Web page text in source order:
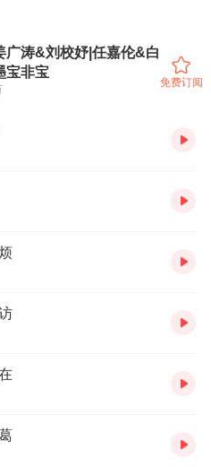
广涛&刘校妤|任嘉伦&白
宝非宝
免费订阅